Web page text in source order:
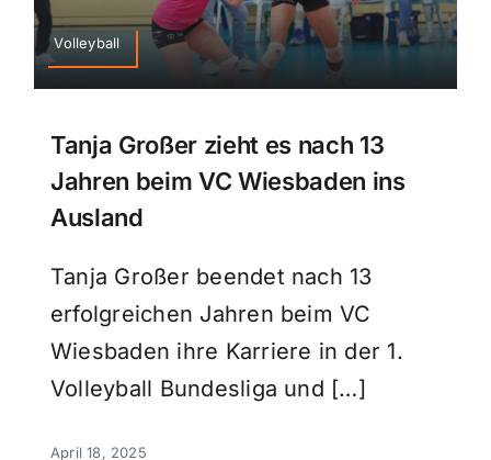
Sport
Panorama
Galerie
Verkehrsmeldungen
Volleyball
Tanja Großer zieht es nach 13
Jahren beim VC Wiesbaden ins
Ausland
Tanja Großer beendet nach 13
erfolgreichen Jahren beim VC
Wiesbaden ihre Karriere in der 1.
Volleyball Bundesliga und […]
April 18, 2025